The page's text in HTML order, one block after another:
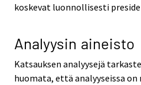
koskevat luonnollisesti
Analyysin aineisto
Katsauksen analyysejä
huomata, että analyyseissa